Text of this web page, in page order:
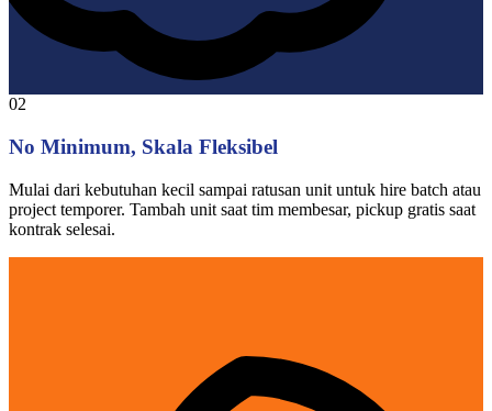
02
No Minimum, Skala Fleksibel
Mulai dari kebutuhan kecil sampai ratusan unit untuk hire batch atau
project temporer. Tambah unit saat tim membesar, pickup gratis saat
kontrak selesai.